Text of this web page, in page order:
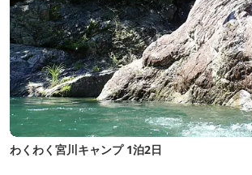
わくわく宮川キャンプ 1泊2日